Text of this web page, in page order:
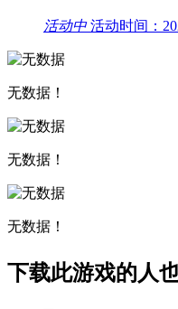
活动中活动时间：
无数据！
无数据！
无数据！
下载此游戏的人